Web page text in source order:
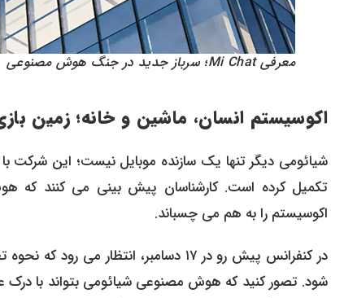
معرفی Mi Chat؛ سرباز جدید در جنگ هوش مصنوعی
اکوسیستم انسان، ماشین و خانه؛ زمین
تکمیل کرده است. کارشناسان پیش بینی می کنند که
اکوسیستم را به هم می چسباند.
شود. تصور کنید که هوش مصنوعی شیائومی بتواند با درک